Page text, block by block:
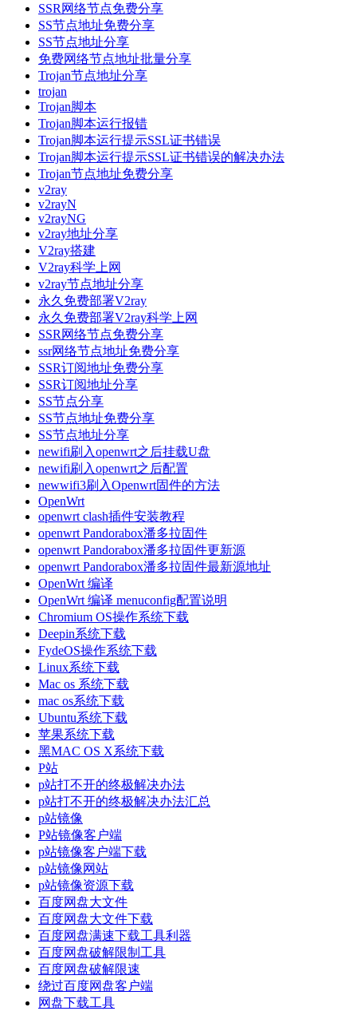
SSR网络节点免费分享
SS节点地址免费分享
SS节点地址分享
免费网络节点地址批量分享
Trojan节点地址分享
trojan
Trojan脚本
Trojan脚本运行报错
Trojan脚本运行提示SSL证书错误
Trojan脚本运行提示SSL证书错误的解决办法
Trojan节点地址免费分享
v2ray
v2rayN
v2rayNG
v2ray地址分享
V2ray搭建
V2ray科学上网
v2ray节点地址分享
永久免费部署V2ray
永久免费部署V2ray科学上网
SSR网络节点免费分享
ssr网络节点地址免费分享
SSR订阅地址免费分享
SSR订阅地址分享
SS节点分享
SS节点地址免费分享
SS节点地址分享
newifi刷入openwrt之后挂载U盘
newifi刷入openwrt之后配置
newwifi3刷入Openwrt固件的方法
OpenWrt
openwrt clash插件安装教程
openwrt Pandorabox潘多拉固件
openwrt Pandorabox潘多拉固件更新源
openwrt Pandorabox潘多拉固件最新源地址
OpenWrt 编译
OpenWrt 编译 menuconfig配置说明
Chromium OS操作系统下载
Deepin系统下载
FydeOS操作系统下载
Linux系统下载
Mac os 系统下载
mac os系统下载
Ubuntu系统下载
苹果系统下载
黑MAC OS X系统下载
P站
p站打不开的终极解决办法
p站打不开的终极解决办法汇总
p站镜像
P站镜像客户端
p站镜像客户端下载
p站镜像网站
p站镜像资源下载
百度网盘大文件
百度网盘大文件下载
百度网盘满速下载工具利器
百度网盘破解限制工具
百度网盘破解限速
绕过百度网盘客户端
网盘下载工具